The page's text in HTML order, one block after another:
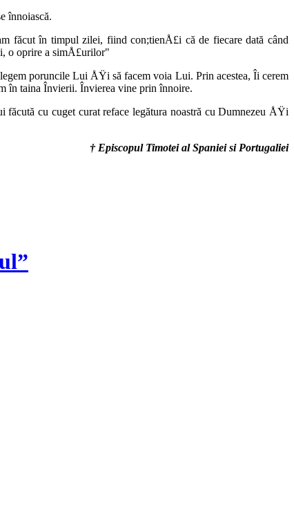
înnoiască.
făcut în timpul zilei, fiind con;tienÅ£i că de fiecare dată când
o oprire a simÅ£urilor"
poruncile Lui ÅŸi să fa­cem voia Lui. Prin acestea, Îi cerem
în taina Învierii. Învierea vine prin înnoire.
cu cuget curat reface le­gătura noastră cu Dumnezeu ÅŸi
† Episcopul Timotei al Spaniei si Portugaliei